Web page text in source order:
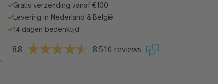
✓Gratis verzending vanaf €100
✓Levering in Nederland & België
✓14 dagen bedenktijd
8.8 8.510 reviews
"